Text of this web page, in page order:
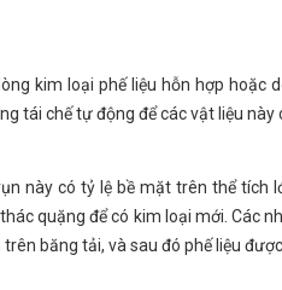
kim loại phế liệu hỗn hợp hoặc
tái chế tự động để các vật liệu này
này có tỷ lệ bề mặt trên thể tích
quặng để có kim loại mới. Các
băng tải, và sau đó phế liệu